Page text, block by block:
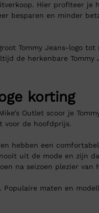
Hier profiteer je
besparen en minder
Tommy Jeans-logo
de herkenbare
korting
Outlet scoor je
voor de hoofdprijs.
hebben een
uit de mode en zijn
na seizoen plezier van
maten en